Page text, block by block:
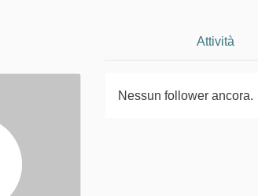
Attività
Nessun follower ancora.